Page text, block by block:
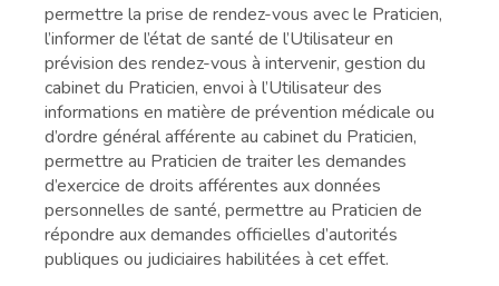
permettre la prise de rendez-vous avec le Praticien,
l’informer de l’état de santé de l’Utilisateur en
prévision des rendez-vous à intervenir, gestion du
cabinet du Praticien, envoi à l’Utilisateur des
informations en matière de prévention médicale ou
d’ordre général afférente au cabinet du Praticien,
permettre au Praticien de traiter les demandes
d’exercice de droits afférentes aux données
personnelles de santé, permettre au Praticien de
répondre aux demandes officielles d’autorités
publiques ou judiciaires habilitées à cet effet.